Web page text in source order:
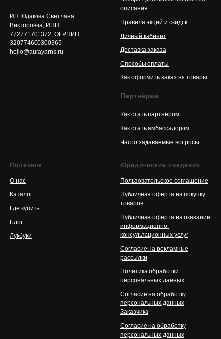
ИП Юдакова Светлана
Викторовна, ИНН
772771701372, ОГРНИП
320774600300365
hello@aurayarns.ru
описания
Правила акций и скидок
Личный кабинет
Доставка заказа
Способы оплаты
Как оформить заказ на товары
Партнёрам
Как стать партнёром
Как стать амбассадором
Часто задаваемые вопросы
Полезное
О нас
Каталог
Где купить
Блог
Лукбуки
Юридические сведения
Пользовательское соглашение
Публичная оферта на покупку
товаров
Публичная оферта на оказание
информационно-
консультационных услуг
Согласие на рекламные
рассылки
Политика обработки
персональных данных
Согласие на обработку
персональных данных
Заказчика
Согласие на обработку
персональных данных